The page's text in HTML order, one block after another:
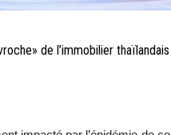
de l’immobilier thaïlandais